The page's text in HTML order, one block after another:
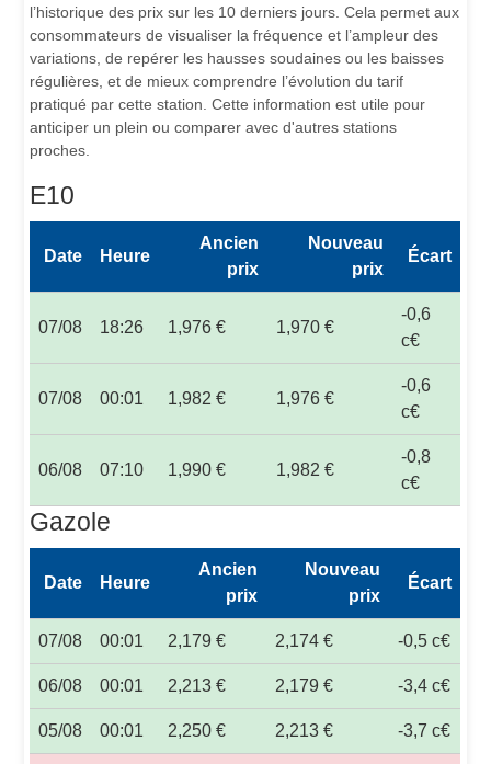
l’historique des prix sur les 10 derniers jours. Cela permet aux
consommateurs de visualiser la fréquence et l’ampleur des
variations, de repérer les hausses soudaines ou les baisses
régulières, et de mieux comprendre l’évolution du tarif
pratiqué par cette station. Cette information est utile pour
anticiper un plein ou comparer avec d'autres stations
proches.
E10
Date Heure
Ancien
prix
Nouveau
prix
Écart
07/08 18:26 1,976 € 1,970 €
-0,6
c€
07/08 00:01 1,982 € 1,976 €
-0,6
c€
06/08 07:10 1,990 € 1,982 €
-0,8
c€
Gazole
Date Heure
Ancien
prix
Nouveau
prix
Écart
07/08 00:01 2,179 € 2,174 € -0,5 c€
06/08 00:01 2,213 € 2,179 € -3,4 c€
05/08 00:01 2,250 € 2,213 € -3,7 c€